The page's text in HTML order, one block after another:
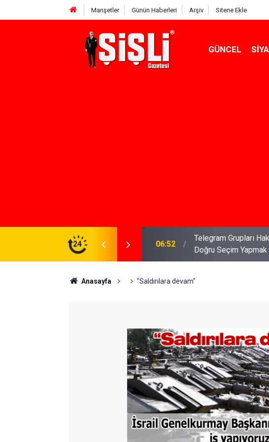
Manşetler Günün Haberleri Arşiv Sitene Ekle
GÜNCEL
24
Gerekenler: Telegram Gruplarında Daha
04:43 İş Davaları:
Anasayfa "Saldırılara devam"